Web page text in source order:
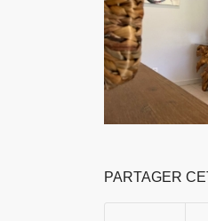
PARTAGER